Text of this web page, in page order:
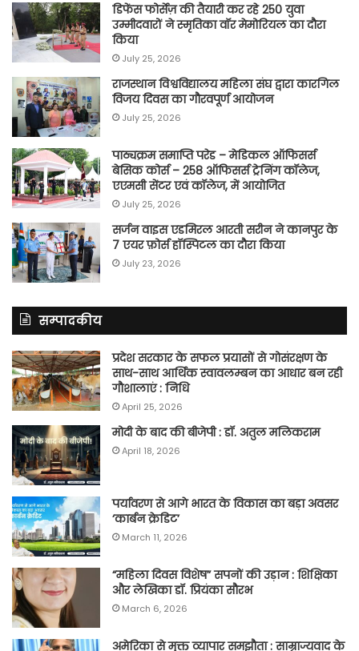
डिफेंस फोर्सेज़ की तैयारी कर रहे 250 युवा
उम्मीदवारों ने स्मृतिका वॉर मेमोरियल का दौरा
किया
July 25, 2026
राजस्थान विश्वविद्यालय महिला संघ द्वारा कारगिल
विजय दिवस का गौरवपूर्ण आयोजन
July 25, 2026
पाठ्यक्रम समाप्ति परेड – मेडिकल ऑफिसर्स
बेसिक कोर्स – 258 ऑफिसर्स ट्रेनिंग कॉलेज,
एएमसी सेंटर एवं कॉलेज, में आयोजित
July 25, 2026
सर्जन वाइस एडमिरल आरती सरीन ने कानपुर के
7 एयर फ़ोर्स हॉस्पिटल का दौरा किया
July 23, 2026
सम्पादकीय
प्रदेश सरकार के सफल प्रयासों से गोसंरक्षण के
साथ-साथ आर्थिक स्वावलम्बन का आधार बन रही
गौशालाएं : निधि
April 25, 2026
मोदी के बाद की बीजेपी : डॉ. अतुल मलिकराम
April 18, 2026
पर्यावरण से आगे भारत के विकास का बड़ा अवसर
‘कार्बन क्रेडिट’
March 11, 2026
“महिला दिवस विशेष” सपनों की उड़ान : शिक्षिका
और लेखिका डॉ. प्रियंका सौरभ
March 6, 2026
अमेरिका से मुक्त व्यापार समझौता : साम्राज्यवाद के